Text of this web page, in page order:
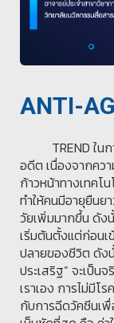
ANTI-
TREND ในกา
อดีต เนื่องจากคว
ก้าวหน้าทางเทค
ทำให้คนมีอายุยืนย
วัยเพิ่มมากขึ้น ดัง
เริ่มต้นตั้งแต่ก่อน
ปลายของชีวิต ดัง
ประเสริฐ” จะเป็
เราเอง การไม่มี
กับการฉีดวัคซีนเ